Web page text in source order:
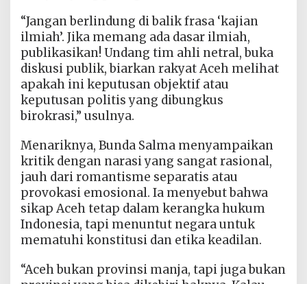
“Jangan berlindung di balik frasa ‘kajian
ilmiah’. Jika memang ada dasar ilmiah,
publikasikan! Undang tim ahli netral, buka
diskusi publik, biarkan rakyat Aceh melihat
apakah ini keputusan objektif atau
keputusan politis yang dibungkus
birokrasi,” usulnya.
Menariknya, Bunda Salma menyampaikan
kritik dengan narasi yang sangat rasional,
jauh dari romantisme separatis atau
provokasi emosional. Ia menyebut bahwa
sikap Aceh tetap dalam kerangka hukum
Indonesia, tapi menuntut negara untuk
mematuhi konstitusi dan etika keadilan.
“Aceh bukan provinsi manja, tapi juga bukan